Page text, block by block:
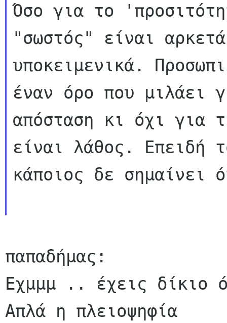
Όσο για το
"σωστός" είναι αρκετά
υποκειμενικά.
έναν όρο που μιλάει
απόσταση κι όχι για
είναι λάθος. Επειδή
κάποιος δε σημαίνει
παπαδήμας:
Εχμμμ .. έχεις δίκιο
Απλά η πλειοψηφία